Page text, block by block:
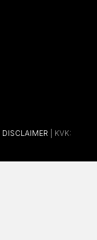
DISCLAIMER | KVK: